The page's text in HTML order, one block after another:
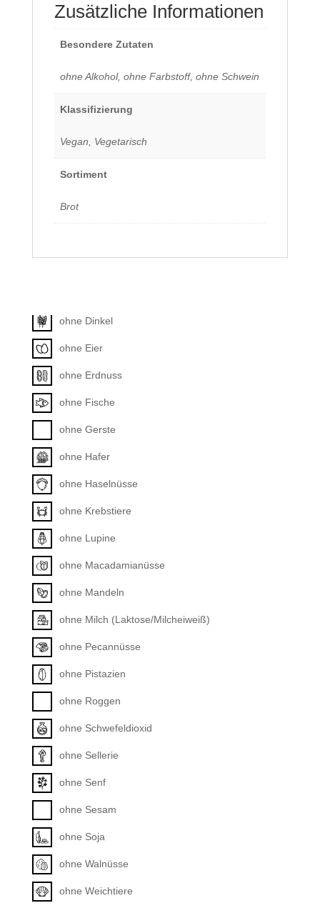
Zusätzliche Informationen
Besondere Zutaten
ohne Alkohol, ohne Farbstoff, ohne Schwein
Klassifizierung
Vegan, Vegetarisch
Sortiment
Brot
ohne Dinkel
ohne Eier
ohne Erdnuss
ohne Fische
ohne Gerste
ohne Hafer
ohne Haselnüsse
ohne Krebstiere
ohne Lupine
ohne Macadamianüsse
ohne Mandeln
ohne Milch (Laktose/Milcheiweiß)
ohne Pecannüsse
ohne Pistazien
ohne Roggen
ohne Schwefeldioxid
ohne Sellerie
ohne Senf
ohne Sesam
ohne Soja
ohne Walnüsse
ohne Weichtiere